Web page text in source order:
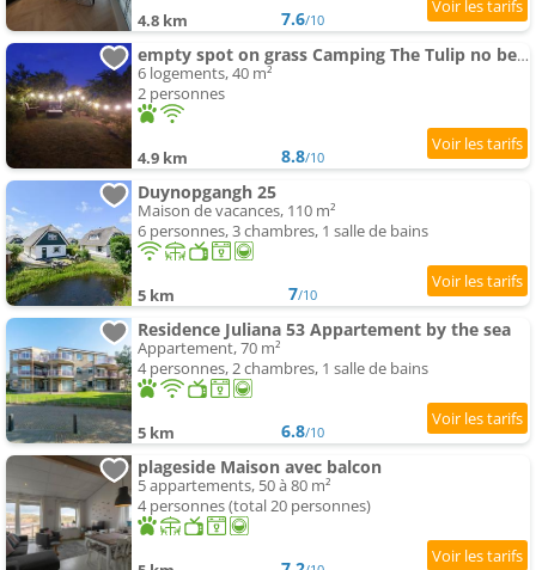
4.8 km 7.6/10
empty spot on grass Camping The Tulip no beds
6 logements, 40 m²
2 personnes
4.9 km 8.8/10
Duynopgangh 25
Maison de vacances, 110 m²
6 personnes, 3 chambres, 1 salle de bains
5 km 7/10
Residence Juliana 53 Appartement by the sea
Appartement, 70 m²
4 personnes, 2 chambres, 1 salle de bains
5 km 6.8/10
plageside Maison avec balcon
5 appartements, 50 à 80 m²
4 personnes (total 20 personnes)